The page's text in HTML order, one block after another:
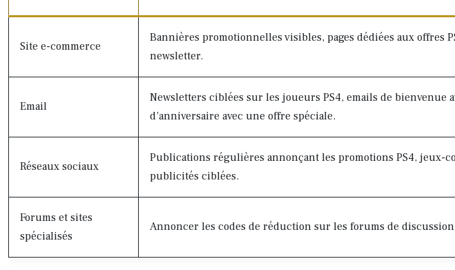
Site e-commerce
Bannières promotionnelles visibles, pages dédiées aux offres
newsletter.
Email
Newsletters ciblées sur les joueurs PS4, emails de
d’anniversaire avec une offre spéciale.
Réseaux sociaux
Publications régulières annonçant les promotions PS4, jeux-
publicités ciblées.
Forums et sites
spécialisés
Annoncer les codes de réduction sur les forums de